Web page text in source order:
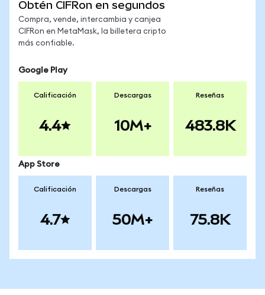
Obtén CIFRon en segundos
Compra, vende, intercambia y canjea
CIFRon en MetaMask, la billetera cripto
más confiable.
Google Play
Calificación
4.4
Descargas
10M+
Reseñas
483.8K
App Store
Calificación
4.7
Descargas
50M+
Reseñas
75.8K